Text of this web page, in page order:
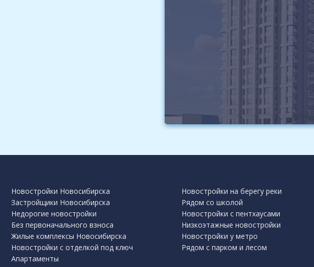
Новостройки Новосибирска
Застройщики Новосибирска
Недорогие новостройки
Без первоначального взноса
Жилые комплексы Новосибирска
Новостройки с отделкой под ключ
Апартаменты
Новостройки на берегу реки
Рядом со школой
Новостройки с пентхаусами
Низкоэтажные новостройки
Новостройки у метро
Рядом с парком и лесом